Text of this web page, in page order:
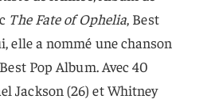
The Fate of Ophelia, Best
elle a nommé une chanson
Pop Album. Avec 40
Jackson (26) et Whitney